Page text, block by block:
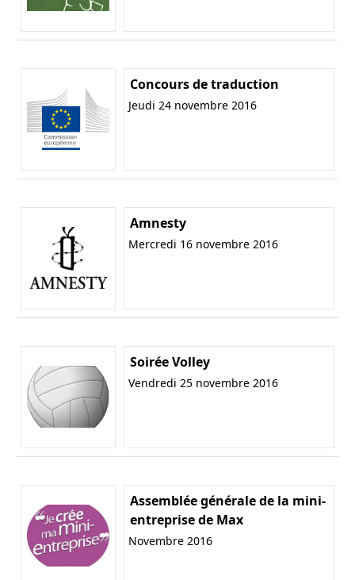
Concours de traduction
Jeudi 24 novembre 2016
Amnesty
Mercredi 16 novembre 2016
Soirée Volley
Vendredi 25 novembre 2016
Assemblée générale de la mini-
entreprise de Max
Novembre 2016